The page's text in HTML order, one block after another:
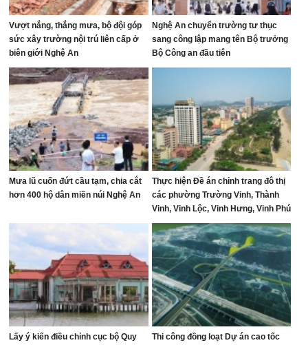
Vượt nắng, thắng mưa, bộ đội góp
sức xây trường nội trú liên cấp ở
biên giới Nghệ An
Nghệ An chuyển trường tư thục
sang công lập mang tên Bộ trưởng
Bộ Công an đầu tiên
Mưa lũ cuốn đứt cầu tạm, chia cắt
hơn 400 hộ dân miền núi Nghệ An
Thực hiện Đề án chỉnh trang đô thị
các phường Trường Vinh, Thành
Vinh, Vinh Lộc, Vinh Hưng, Vinh Phú
và Cửa Lò giai đoạn 2026 – 2030
Lấy ý kiến điều chỉnh cục bộ Quy
Thi công đồng loạt Dự án cao tốc